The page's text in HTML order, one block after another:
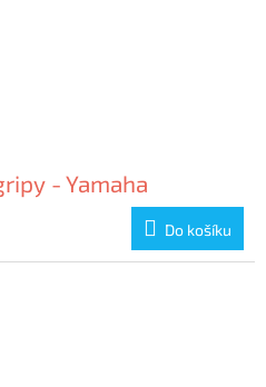
- Yamaha
Do košíku